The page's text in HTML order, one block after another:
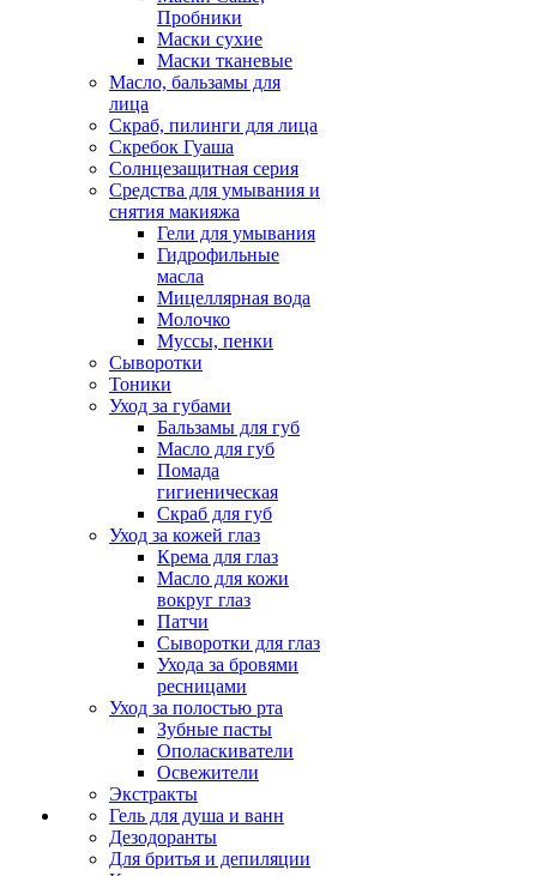
Пробники
Маски сухие
Маски тканевые
Масло, бальзамы для
лица
Скраб, пилинги для лица
Скребок Гуаша
Солнцезащитная серия
Средства для умывания и
снятия макияжа
Гели для умывания
Гидрофильные
масла
Мицеллярная вода
Молочко
Муссы, пенки
Сыворотки
Тоники
Уход за губами
Бальзамы для губ
Масло для губ
Помада
гигиеническая
Скраб для губ
Уход за кожей глаз
Крема для глаз
Масло для кожи
вокруг глаз
Патчи
Сыворотки для глаз
Ухода за бровями
ресницами
Уход за полостью рта
Зубные пасты
Ополаскиватели
Освежители
Экстракты
Гель для душа и ванн
Дезодоранты
Для бритья и депиляции